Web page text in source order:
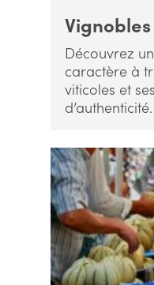
Découvrez
caractère à
viticoles et
d’authenticité.